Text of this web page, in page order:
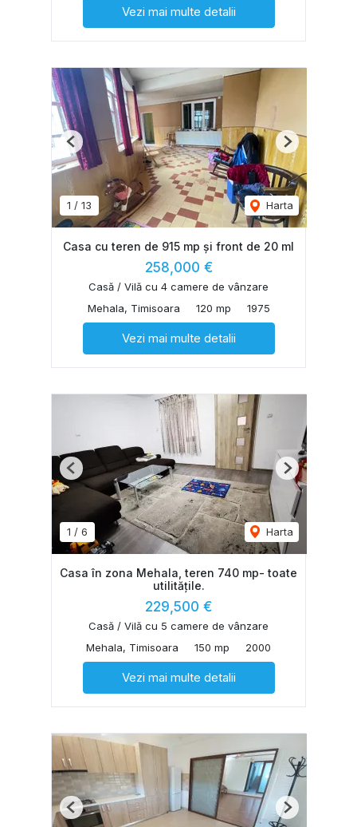
Vezi mai multe detalii
1 / 13 Harta
Previous Next
Casa cu teren de 915 mp și front de 20 ml
258,000 €
Casă / Vilă cu 4 camere de vânzare
Mehala, Timisoara
120 mp 1975
Vezi mai multe detalii
1 / 6 Harta
Previous Next
Casa în zona Mehala, teren 740 mp- toate
utilitățile.
229,500 €
Casă / Vilă cu 5 camere de vânzare
Mehala, Timisoara
150 mp 2000
Vezi mai multe detalii
Previous Next